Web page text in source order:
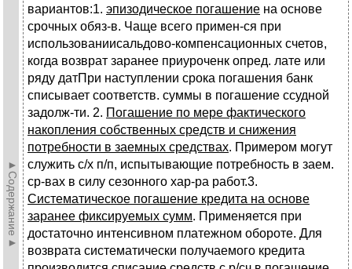
►Содержание►
вариантов:1. эпизодическое погашение на основе
срочных обяз-в. Чаще всего примен-ся при
использованиисальдово-компенсационных счетов,
когда возврат заранее приуроченк опред. лате или
ряду датПри наступлении срока погашения банк
списывает соответств. суммы в погашение ссудной
задолж-ти. 2. Погашение по мере фактического
накопления собственных средств и снижения
потребности в заемных средствах. Примером могут
служить с/х п/п, испытывающие потребность в заем.
ср-вах в силу сезонного хар-ра работ.3.
Систематическое погашение кредита на основе
заранее фиксируемых сумм. Применяется при
достаточно интенсивном платежном обороте. Для
возврата систематически получаемого кредита